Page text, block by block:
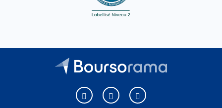
Boursorama sur Facebook
Boursorama sur XBoursorama sur